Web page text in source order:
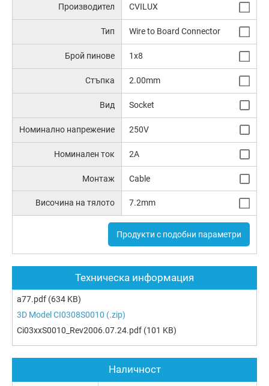
Производител CVILUX
Тип Wire to Board Connector
Брой пинове 1x8
Стъпка 2.00mm
Вид Socket
Номинално напрежение 250V
Номинален ток 2A
Монтаж Cable
Височина на тялото 7.2mm
Продукти с подобни параметри
Техническа информация
a77.pdf (634 KB)
3D Model CI0308S0010 (.zip)
Ci03xxS0010_Rev2006.07.24.pdf (101 KB)
Наличност